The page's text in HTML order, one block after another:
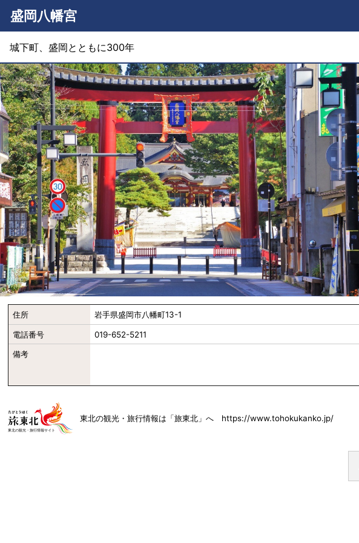
盛岡八幡宮
城下町、盛岡とともに300年
住所 岩手県盛岡市八幡町13-1
電話番号 019-652-5211
備考
東北の観光・旅行情報は「旅東北」へ https://www.tohokukanko.jp/